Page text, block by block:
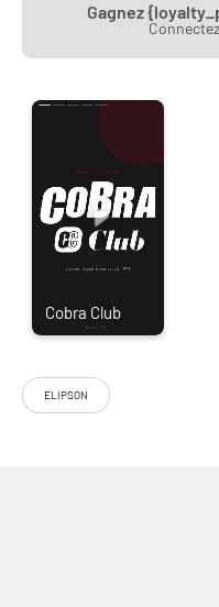
Gagnez
ELIPSON
Le pied d’enceinte Norstone
pour accompagner les
Le pied d’enceinte Norstone